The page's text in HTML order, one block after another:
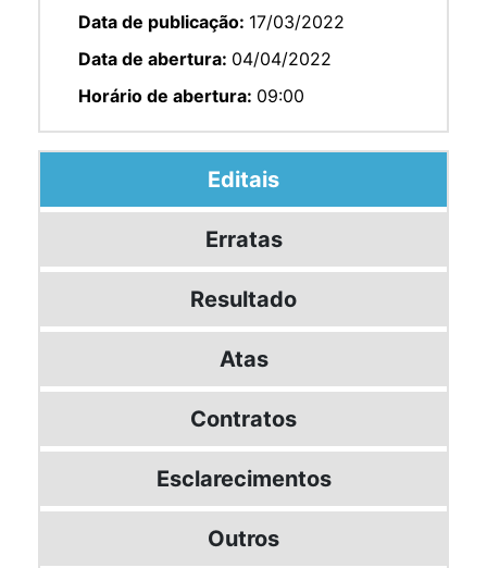
Data de publicação: 17/03/2022
Data de abertura: 04/04/2022
Horário de abertura: 09:00
Editais
Erratas
Resultado
Atas
Contratos
Esclarecimentos
Outros